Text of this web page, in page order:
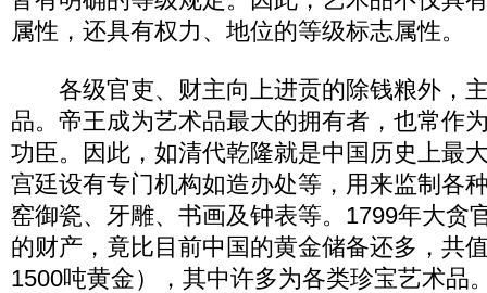
属性，还具有权力、地位的等级标志属性。
各级官吏、财主向上进贡的除钱粮外，
品。帝王成为艺术品最大的拥有者，也常作
功臣。因此，如清代乾隆就是中国历史上最
宫廷设有专门机构如造办处等，用来监制各
窑御瓷、牙雕、书画及钟表等。1799年大贪
的财产，竟比目前中国的黄金储备还多，共
1500吨黄金），其中许多为各类珍宝艺术品